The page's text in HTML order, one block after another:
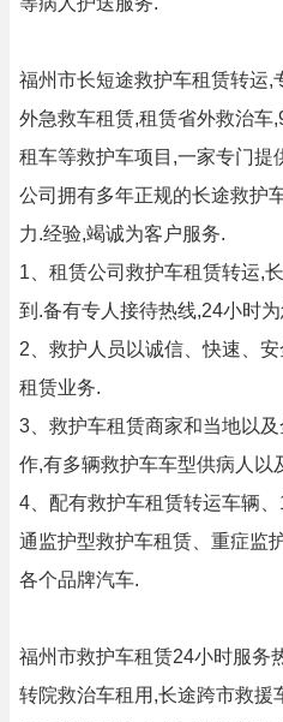
福州市长短途救护车租赁转运,
外急救车租赁,租赁省外救治车
租车等救护车项目,一家专门提
公司拥有多年正规的长途救护
力.经验,竭诚为客户服务.
1、租赁公司救护车租赁转运,
到.备有专人接待热线,24小时
2、救护人员以诚信、快速、
租赁业务.
3、救护车租赁商家和当地以
作,有多辆救护车车型供病人以
4、配有救护车租赁转运车辆
通监护型救护车租赁、重症监
各个品牌汽车.
福州市救护车租赁24小时服务
转院救治车租用,长途跨市救援